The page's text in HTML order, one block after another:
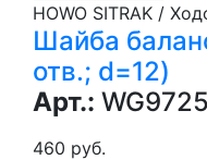
HOWO SITRAK /
Шайба
отв.; d=12)
Арт.:
460 руб.